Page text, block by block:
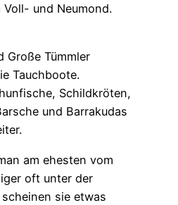
und Neumond.
Große Tümmler
Tauchboote.
Schildkröten,
und Barrakudas
am ehesten vom
oft unter der
sie etwas